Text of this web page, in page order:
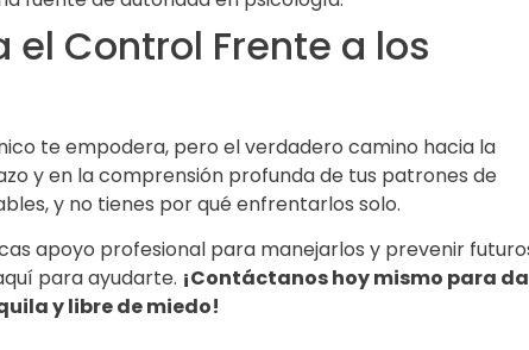
Control Frente a los
te empodera, pero el verdadero camino hacia la
y en la comprensión profunda de tus patrones de
y no tienes por qué enfrentarlos solo.
apoyo profesional para manejarlos y prevenir
para ayudarte. ¡Contáctanos hoy mismo para
y libre de miedo!